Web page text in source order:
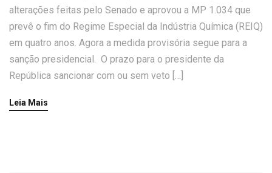
alterações feitas pelo Senado e aprovou a MP 1.034 que
prevê o fim do Regime Especial da Indústria Química (REIQ)
em quatro anos. Agora a medida provisória segue para a
sanção presidencial. O prazo para o presidente da
República sancionar com ou sem veto […]
Leia Mais